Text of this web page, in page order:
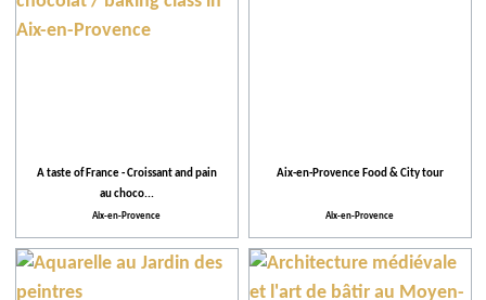
Communes
Thème
Plus de critères
A taste of France - Croissant and pain
au choco...
Aix-en-Provence
Aix-en-Provence Food & City tour
Aix-en-Provence